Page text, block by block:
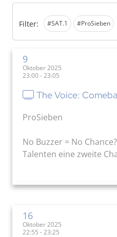
Filter: #SAT.1 #ProSieben
9
Oktober 2025
23:00 - 23:05
The Voice:
ProSieben
No Buzzer = No
Talenten eine zweite
16
Oktober 2025
22:55 - 23:25